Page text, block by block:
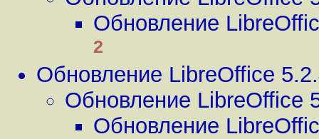
Обновление
2
Обновление LibreOffice
Обновление LibreOffice
Обновление